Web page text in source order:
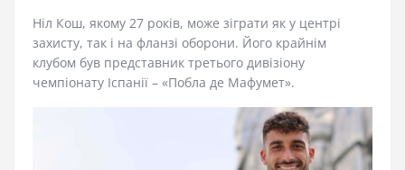
Ніл Кош, якому 27 років, може зіграти як у центрі
захисту, так і на фланзі оборони. Його крайнім
клубом був представник третього дивізіону
чемпіонату Іспанії – «Побла де Мафумет».